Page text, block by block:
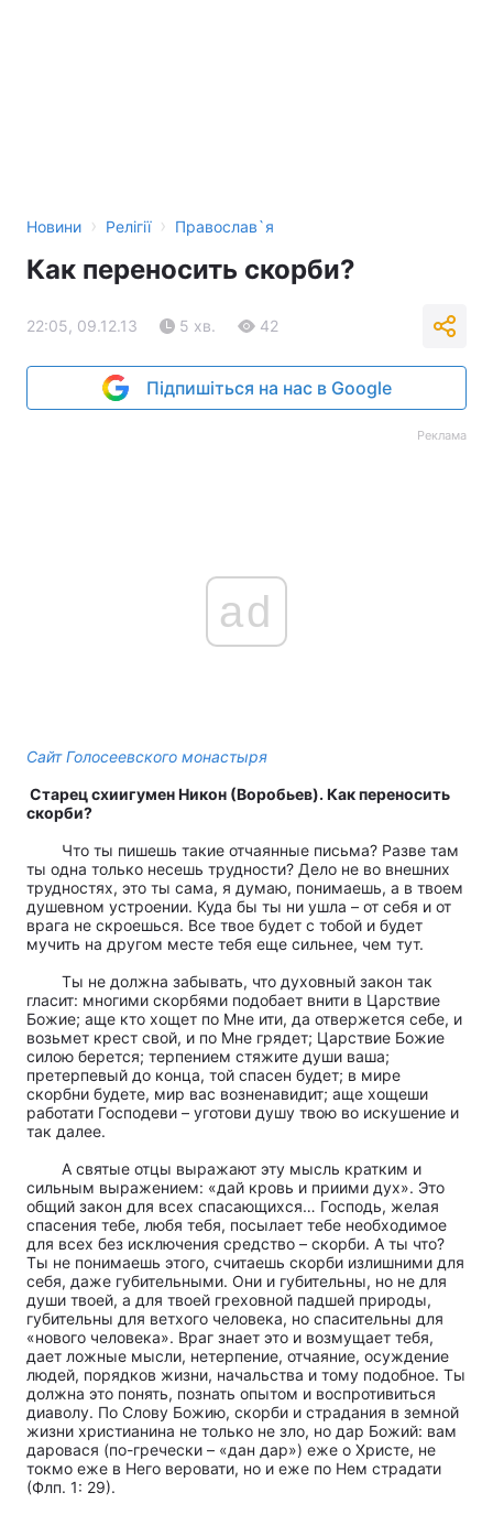
Новини › Релігії › Православ`я
Как переносить скорби?
22:05, 09.12.13 5 хв. 42
Підпишіться на нас в Google
Реклама
ad
Сайт Голосеевского монастыря
Старец схиигумен Никон (Воробьев). Как переносить
скорби?
Что ты пишешь такие отчаянные письма? Разве там
ты одна только несешь трудности? Дело не во внешних
трудностях, это ты сама, я думаю, понимаешь, а в твоем
душевном устроении. Куда бы ты ни ушла – от себя и от
врага не скроешься. Все твое будет с тобой и будет
мучить на другом месте тебя еще сильнее, чем тут.
Ты не должна забывать, что духовный закон так
гласит: многими скорбями подобает внити в Царствие
Божие; аще кто хощет по Мне ити, да отвержется себе, и
возьмет крест свой, и по Мне грядет; Царствие Божие
силою берется; терпением стяжите души ваша;
претерпевый до конца, той спасен будет; в мире
скорбни будете, мир вас возненавидит; аще хощеши
работати Господеви – уготови душу твою во искушение и
так далее.
А святые отцы выражают эту мысль кратким и
сильным выражением: «дай кровь и приими дух». Это
общий закон для всех спасающихся… Господь, желая
спасения тебе, любя тебя, посылает тебе необходимое
для всех без исключения средство – скорби. А ты что?
Ты не понимаешь этого, считаешь скорби излишними для
себя, даже губительными. Они и губительны, но не для
души твоей, а для твоей греховной падшей природы,
губительны для ветхого человека, но спасительны для
«нового человека». Враг знает это и возмущает тебя,
дает ложные мысли, нетерпение, отчаяние, осуждение
людей, порядков жизни, начальства и тому подобное. Ты
должна это понять, познать опытом и воспротивиться
диаволу. По Слову Божию, скорби и страдания в земной
жизни христианина не только не зло, но дар Божий: вам
даровася (по-гречески – «дан дар») еже о Христе, не
токмо еже в Него веровати, но и еже по Нем страдати
(Флп. 1: 29).